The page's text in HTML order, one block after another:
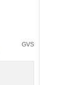
GVS